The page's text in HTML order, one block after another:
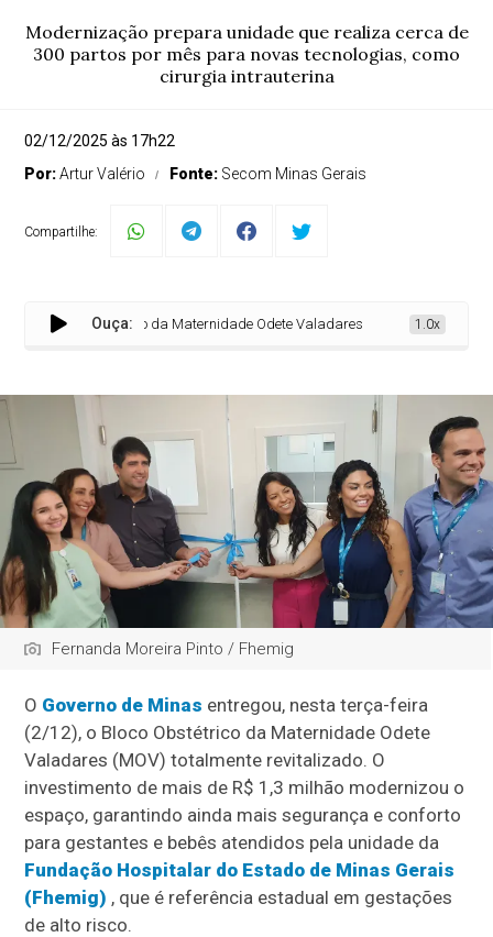
Modernização prepara unidade que realiza cerca de
300 partos por mês para novas tecnologias, como
cirurgia intrauterina
02/12/2025 às 17h22
Por:Artur Valério Fonte: Secom Minas Gerais
Compartilhe:
Ouça:
Bloco Obstétrico da Maternidade Odete Valadares e reforça cuidado
1.0x
Fernanda Moreira Pinto / Fhemig
O Governo de Minas entregou, nesta terça-feira
(2/12), o Bloco Obstétrico da Maternidade Odete
Valadares (MOV) totalmente revitalizado. O
investimento de mais de R$ 1,3 milhão modernizou o
espaço, garantindo ainda mais segurança e conforto
para gestantes e bebês atendidos pela unidade da
Fundação Hospitalar do Estado de Minas Gerais
(Fhemig) , que é referência estadual em gestações
de alto risco.